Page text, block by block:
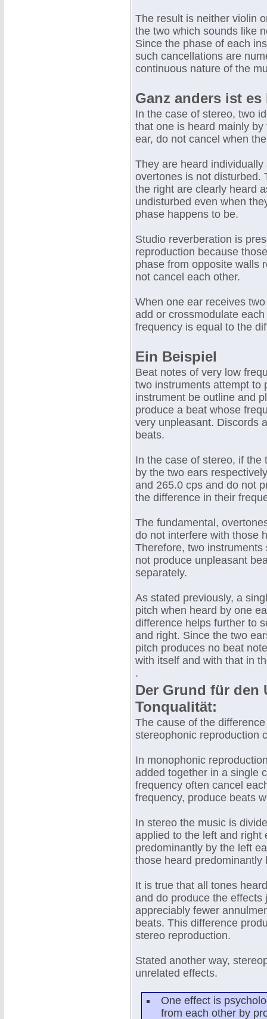
The result is neither violin
the two which sounds like
Since the phase of each
such cancellations are
continuous nature of the
Ganz anders ist es
In the case of stereo, two
that one is heard mainly
ear, do not cancel when
They are heard
overtones is not disturbed.
the right are clearly heard
undisturbed even when
phase happens to be.
Studio reverberation is
reproduction because
phase from opposite walls
not cancel each other.
When one ear receives
add or crossmodulate
frequency is equal to the
Ein Beispiel
Beat notes of very low
two instruments attempt to
instrument be outline and
produce a beat whose
very unpleasant. Discords
beats.
In the case of stereo, if the
by the two ears
and 265.0 cps and do not
the difference in their
The fundamental,
do not interfere with those
Therefore, two
not produce unpleasant
separately.
As stated previously, a
pitch when heard by one
difference helps further to
and right. Since the two
pitch produces no beat
with itself and with that in
.
Der Grund für den
Tonqualität:
The cause of the
stereophonic reproduction
In monophonic
added together in a single
frequency often cancel
frequency, produce beats
In stereo the music is
applied to the left and right
predominantly by the left
those heard predominantly
It is true that all tones
and do produce the effects
appreciably fewer
beats. This difference
stereo reproduction.
Stated another way,
unrelated effects.
One effect is
from each other by